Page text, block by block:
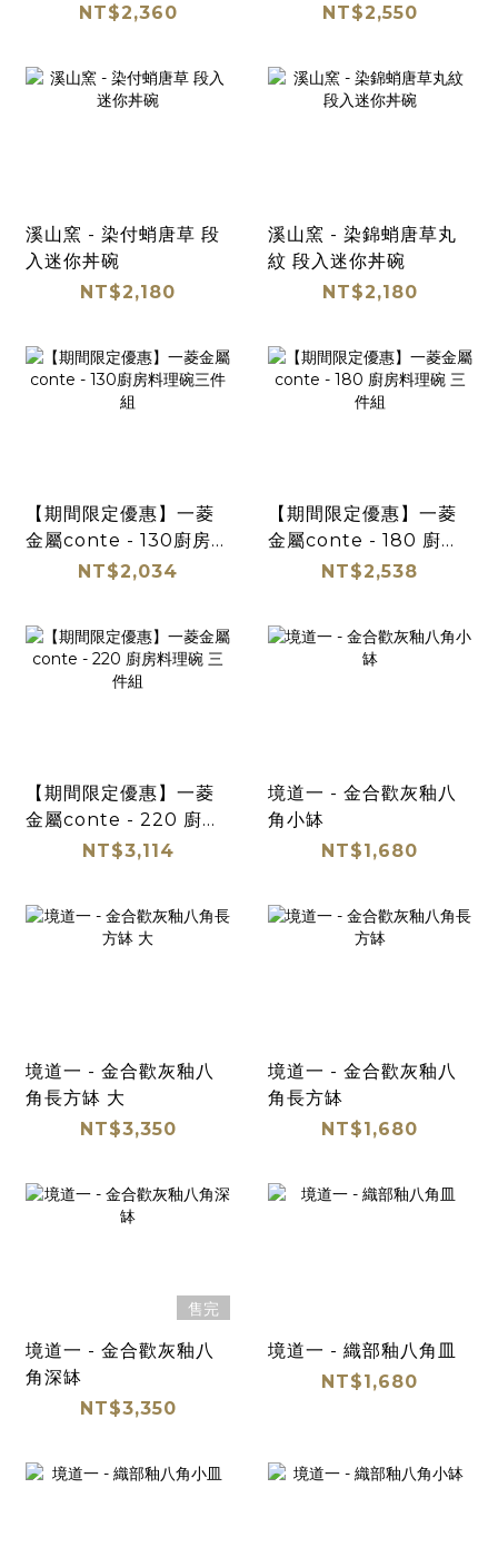
NT$2,360
NT$2,550
溪山窯 - 染付蛸唐草 段
入迷你丼碗
NT$2,180
溪山窯 - 染錦蛸唐草丸
紋 段入迷你丼碗
NT$2,180
【期間限定優惠】一菱
金屬conte - 130廚房料
理碗三件組NT$2,034
【期間限定優惠】一菱
金屬conte - 180 廚房
料理碗 三件組
NT$2,538
【期間限定優惠】一菱
金屬conte - 220 廚房
料理碗 三件組
NT$3,114
境道一 - 金合歡灰釉八
角小缽
NT$1,680
境道一 - 金合歡灰釉八
角長方缽 大
NT$3,350
境道一 - 金合歡灰釉八
角長方缽
NT$1,680
售完
境道一 - 金合歡灰釉八
角深缽
NT$3,350
境道一 - 織部釉八角皿
NT$1,680